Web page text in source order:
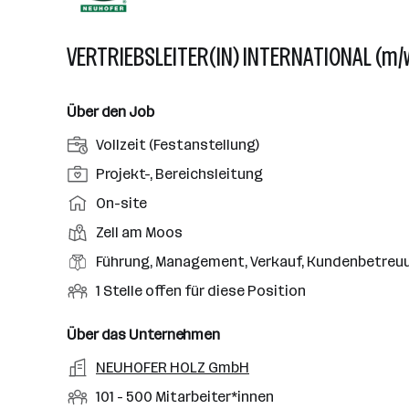
VERTRIEBSLEITER(IN) INTERNATIONAL
Über den Job
A
n
s
t
e
l
u
g
s
Vollzeit (Festanstellung)
P
o
i
t
i
n
e
b
Projekt-, Bereichsleitung
A
r
b
e
i
s
m
o
d
On-site
D
i
n
t
o
Zell am Moos
B
e
u
s
f
Führung, Management, Verkauf,
O
f
n
e
1 Stelle offen für diese Position
Über das Unternehmen
A
r
NEUHOFER HOLZ GmbH
M
101 - 500 Mitarbeiter*innen